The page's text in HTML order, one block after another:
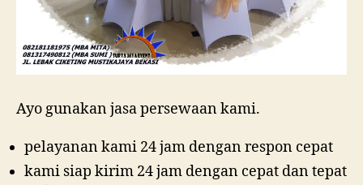
Ayo gunakan jasa persewaan kami.
pelayanan kami 24 jam dengan respon cepat
kami siap kirim 24 jam dengan cepat dan tepat